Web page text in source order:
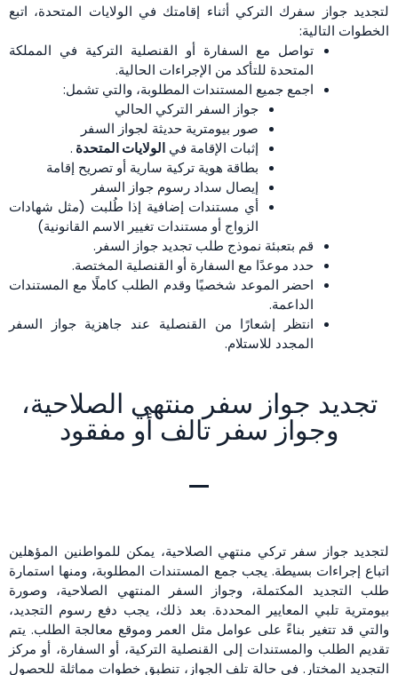
لتجديد جواز سفرك التركي أثناء إقامتك في الولايات المتحدة، اتبع
الخطوات التالية:
تواصل مع السفارة أو القنصلية التركية في المملكة
المتحدة للتأكد من الإجراءات الحالية.
اجمع جميع المستندات المطلوبة، والتي تشمل:
جواز السفر التركي الحالي
صور بيومترية حديثة لجواز السفر
إثبات الإقامة فيالولايات المتحدة .
بطاقة هوية تركية سارية أو تصريح إقامة
إيصال سداد رسوم جواز السفر
أي مستندات إضافية إذا طُلبت (مثل شهادات
الزواج أو مستندات تغيير الاسم القانونية)
قم بتعبئة نموذج طلب تجديد جواز السفر.
حدد موعدًا مع السفارة أو القنصلية المختصة.
احضر الموعد شخصيًا وقدم الطلب كاملًا مع المستندات
الداعمة.
انتظر إشعارًا من القنصلية عند جاهزية جواز السفر
المجدد للاستلام.
تجديد جواز سفر منتهي الصلاحية،
وجواز سفر تالف أو مفقود
لتجديد جواز سفر تركي منتهي الصلاحية، يمكن للمواطنين المؤهلين
اتباع إجراءات بسيطة. يجب جمع المستندات المطلوبة، ومنها استمارة
طلب التجديد المكتملة، وجواز السفر المنتهي الصلاحية، وصورة
بيومترية تلبي المعايير المحددة. بعد ذلك، يجب دفع رسوم التجديد،
والتي قد تتغير بناءً على عوامل مثل العمر وموقع معالجة الطلب. يتم
تقديم الطلب والمستندات إلى القنصلية التركية، أو السفارة، أو مركز
التجديد المختار. في حالة تلف الجواز، تنطبق خطوات مماثلة للحصول